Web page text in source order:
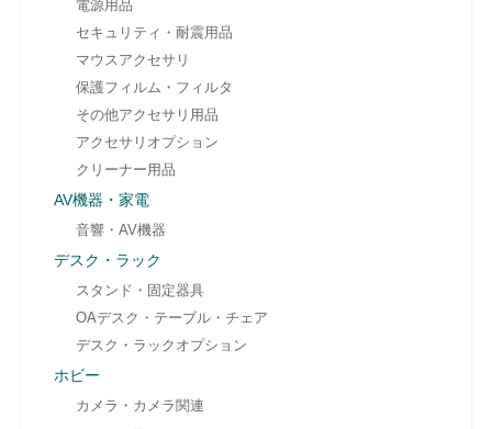
電源用品
セキュリティ・耐震用品
マウスアクセサリ
保護フィルム・フィルタ
その他アクセサリ用品
アクセサリオプション
クリーナー用品
AV機器・家電
音響・AV機器
デスク・ラック
スタンド・固定器具
OAデスク・テーブル・チェア
デスク・ラックオプション
ホビー
カメラ・カメラ関連